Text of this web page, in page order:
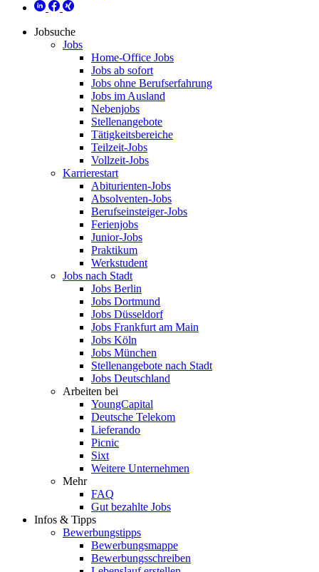
Jobsuche
Jobs
Home-Office Jobs
Jobs ab sofort
Jobs ohne Berufserfahrung
Jobs im Ausland
Nebenjobs
Stellenangebote
Tätigkeitsbereiche
Teilzeit-Jobs
Vollzeit-Jobs
Karrierestart
Abiturienten-Jobs
Absolventen-Jobs
Berufseinsteiger-Jobs
Ferienjobs
Junior-Jobs
Praktikum
Werkstudent
Jobs nach Stadt
Jobs Berlin
Jobs Dortmund
Jobs Düsseldorf
Jobs Frankfurt am Main
Jobs Köln
Jobs München
Stellenangebote nach Stadt
Jobs Deutschland
Arbeiten bei
YoungCapital
Deutsche Telekom
Lieferando
Picnic
Sixt
Weitere Unternehmen
Mehr
FAQ
Gut bezahlte Jobs
Infos & Tipps
Bewerbungstipps
Bewerbungsmappe
Bewerbungsschreiben